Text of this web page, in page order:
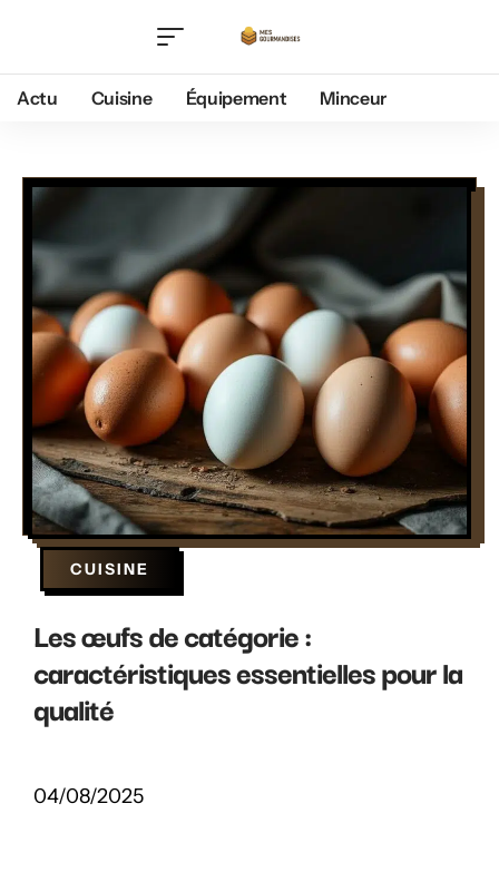
Actu Cuisine Équipement Minceur
CUISINE
Les œufs de catégorie :
caractéristiques essentielles pour la
qualité
04/08/2025